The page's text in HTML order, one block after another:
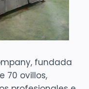
fundada
70 ovillos,